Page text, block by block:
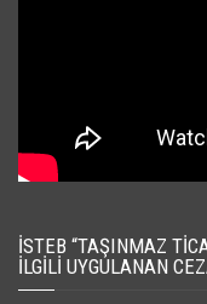
İSTEB “TAŞINMAZ
İLGILI UYGULANAN